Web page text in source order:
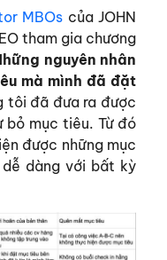
MBOs của JOHN
tham gia chương
nguyên nhân
mà mình đã đặt
tôi đã đưa ra được
mục tiêu. Từ đó
được những mục
dàng với bất kỳ